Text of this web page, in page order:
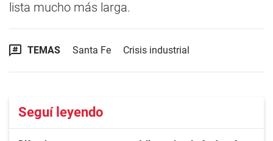
lista mucho más larga.
TEMAS Santa Fe Crisis industrial
Seguí leyendo